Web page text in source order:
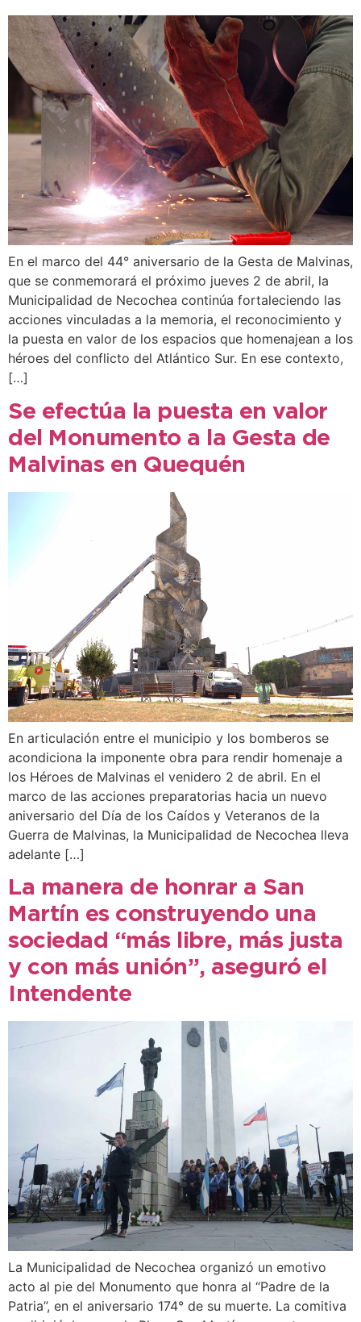
En el marco del 44° aniversario de la Gesta de Malvinas,
que se conmemorará el próximo jueves 2 de abril, la
Municipalidad de Necochea continúa fortaleciendo las
acciones vinculadas a la memoria, el reconocimiento y
la puesta en valor de los espacios que homenajean a los
héroes del conflicto del Atlántico Sur. En ese contexto,
[…]
Se efectúa la puesta en valor
del Monumento a la Gesta de
Malvinas en Quequén
En articulación entre el municipio y los bomberos se
acondiciona la imponente obra para rendir homenaje a
los Héroes de Malvinas el venidero 2 de abril. En el
marco de las acciones preparatorias hacia un nuevo
aniversario del Día de los Caídos y Veteranos de la
Guerra de Malvinas, la Municipalidad de Necochea lleva
adelante […]
La manera de honrar a San
Martín es construyendo una
sociedad “más libre, más justa
y con más unión”, aseguró el
Intendente
La Municipalidad de Necochea organizó un emotivo
acto al pie del Monumento que honra al “Padre de la
Patria”, en el aniversario 174° de su muerte. La comitiva